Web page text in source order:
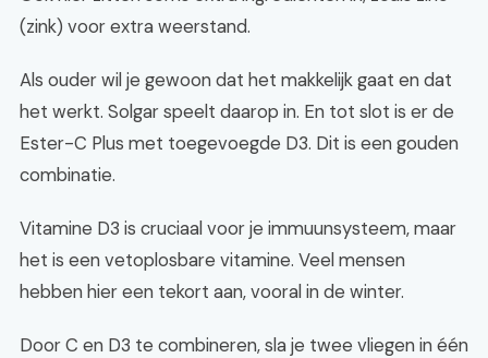
(zink) voor extra weerstand.
Als ouder wil je gewoon dat het makkelijk gaat en dat
het werkt. Solgar speelt daarop in. En tot slot is er de
Ester-C Plus met toegevoegde D3. Dit is een gouden
combinatie.
Vitamine D3 is cruciaal voor je immuunsysteem, maar
het is een vetoplosbare vitamine. Veel mensen
hebben hier een tekort aan, vooral in de winter.
Door C en D3 te combineren, sla je twee vliegen in één